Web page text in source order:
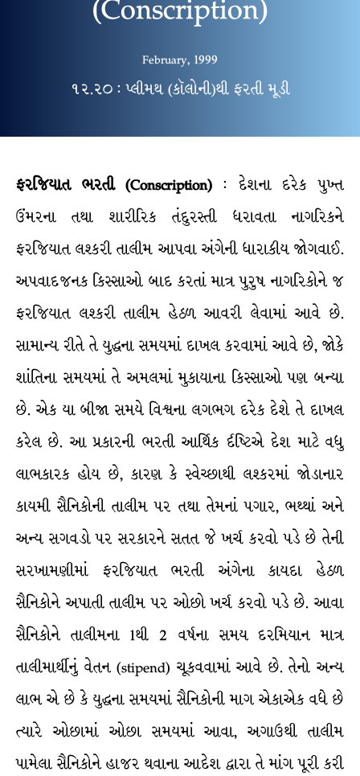
February, 1999
૧૨.૨૦ : પ્લીમથ (કૉલોની)થી ફરતી મૂડી
ફરજિયાત ભરતી (Conscription) : દેશના દરેક પુખ્ત
ઉંમરના તથા શારીરિક તંદુરસ્તી ધરાવતા નાગરિકને
ફરજિયાત લશ્કરી તાલીમ આપવા અંગેની ધારાકીય જોગવાઈ.
અપવાદજનક કિસ્સાઓ બાદ કરતાં માત્ર પુરુષ નાગરિકોને જ
ફરજિયાત લશ્કરી તાલીમ હેઠળ આવરી લેવામાં આવે છે.
સામાન્ય રીતે તે યુદ્ધના સમયમાં દાખલ કરવામાં આવે છે, જોકે
શાંતિના સમયમાં તે અમલમાં મુકાયાના કિસ્સાઓ પણ બન્યા
છે. એક યા બીજા સમયે વિશ્વના લગભગ દરેક દેશે તે દાખલ
કરેલ છે. આ પ્રકારની ભરતી આર્થિક ર્દષ્ટિએ દેશ માટે વધુ
લાભકારક હોય છે, કારણ કે સ્વેચ્છાથી લશ્કરમાં જોડાનાર
કાયમી સૈનિકોની તાલીમ પર તથા તેમનાં પગાર, ભથ્થાં અને
અન્ય સગવડો પર સરકારને સતત જે ખર્ચ કરવો પડે છે તેની
સરખામણીમાં ફરજિયાત ભરતી અંગેના કાયદા હેઠળ
સૈનિકોને અપાતી તાલીમ પર ઓછો ખર્ચ કરવો પડે છે. આવા
સૈનિકોને તાલીમના 1થી 2 વર્ષના સમય દરમિયાન માત્ર
તાલીમાર્થીનું વેતન (stipend) ચૂકવવામાં આવે છે. તેનો અન્ય
લાભ એ છે કે યુદ્ધના સમયમાં સૈનિકોની માગ એકાએક વધે છે
ત્યારે ઓછામાં ઓછા સમયમાં આવા, અગાઉથી તાલીમ
પામેલા સૈનિકોને હાજર થવાના આદેશ દ્વારા તે માંગ પૂરી કરી